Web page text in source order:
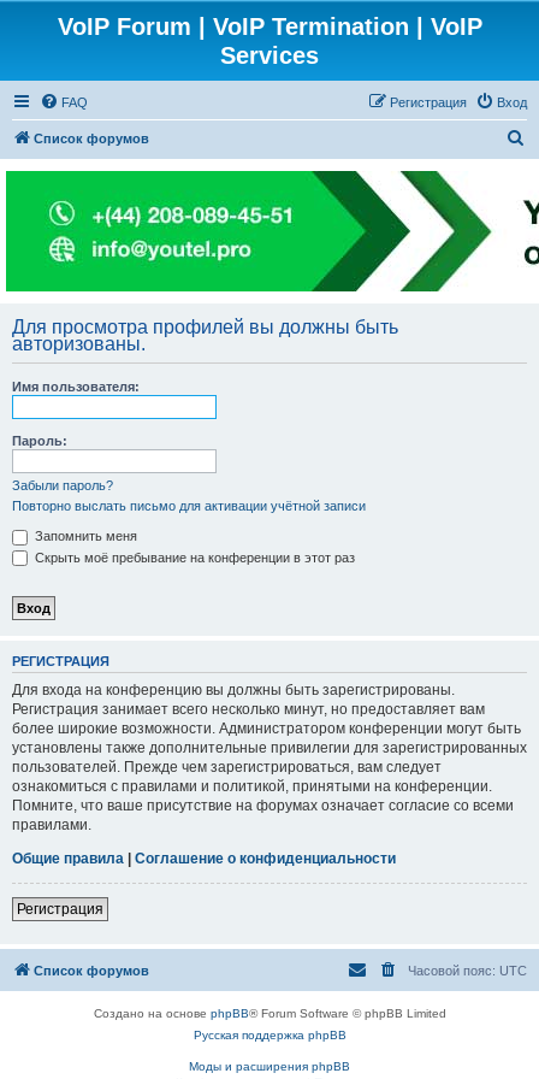
VoIP Forum | VoIP Termination | VoIP
Services
FAQ Вход
Регистрация
Список форумов
с
к
Для просмотра профилей вы должны быть
авторизованы.
Имя пользователя:
Пароль:
Забыли пароль?
Повторно выслать письмо для активации учётной записи
Запомнить меня
Скрыть моё пребывание на конференции в этот раз
РЕГИСТРАЦИЯ
Для входа на конференцию вы должны быть зарегистрированы.
Регистрация занимает всего несколько минут, но предоставляет вам
более широкие возможности. Администратором конференции могут быть
установлены также дополнительные привилегии для зарегистрированных
пользователей. Прежде чем зарегистрироваться, вам следует
ознакомиться с правилами и политикой, принятыми на конференции.
Помните, что ваше присутствие на форумах означает согласие со всеми
правилами.
Общие правила | Соглашение о конфиденциальности
Регистрация
Список форумов Часовой пояс: UTC
Создано на основе phpBB® Forum Software © phpBB Limited
Русская поддержка phpBB
Моды и расширения phpBB